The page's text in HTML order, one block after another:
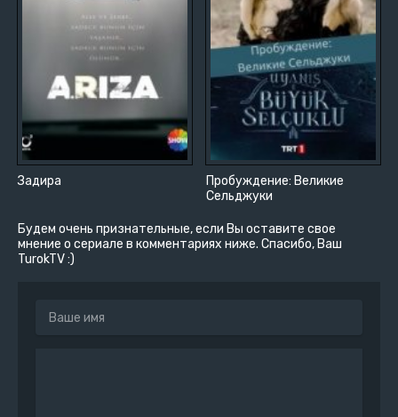
Задира
Пробуждение: Великие
Сельджуки
Будем очень признательные, если Вы оставите свое
мнение о сериале в комментариях ниже. Спасибо, Ваш
TurokTV :)